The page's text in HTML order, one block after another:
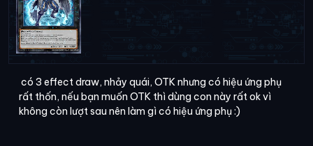
có 3 effect draw, nhảy quái, OTK nhưng có hiệu ứng phụ
rất thốn, nếu bạn muốn OTK thì dùng con này rất ok vì
không còn lượt sau nên làm gì có hiệu ứng phụ :)